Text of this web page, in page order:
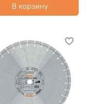
В корзину